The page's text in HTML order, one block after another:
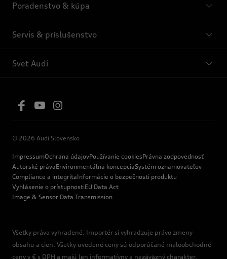
Poradenstvo & kúpa
Servis & príslušenstvo
Svet Audi
© 2026 Audi Slovensko
ImpressumOchrana údajovPoužívanie cookiesPrávna zodpovednosť
Autorské právaEnvironmentálna koncepciaSystém oznamovateľov
Compliance a integritaInformácie o bezpečnosti produktu
Vyhlásenie o prístupnostiEU Data Act
Image & Sensor Data Transmission
Všetky práva vyhradené. Importér si vyhradzuje právo zmeny
obsahu a cien. Všetky uvedené ceny sú odporúčané maloobchodné
ceny v € s DPH a majú len informatívny a nezáväzný charakter.